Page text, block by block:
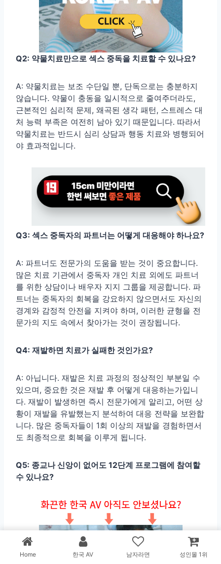
Q2: 약물치료만으로 섹스 중독을 치료할 수 있나요?
A: 약물치료는 보조 수단일 뿐, 단독으로는 충분하지
않습니다. 약물이 충동을 일시적으로 줄여주더라도,
근본적인 심리적 문제, 왜곡된 생각 패턴, 스트레스 대
처 능력 부족은 여전히 남아 있기 때문입니다. 따라서
약물치료는 반드시 심리 상담과 행동 치료와 병행되어
야 효과적입니다.
Q3: 섹스 중독자의 파트너는 어떻게 대응해야 하나요?
A: 파트너도 전문가의 도움을 받는 것이 중요합니다.
많은 치료 기관에서 중독자 개인 치료 외에도 파트너
를 위한 상담이나 배우자 지지 그룹을 제공합니다. 파
트너는 중독자의 회복을 강요하지 않으면서도 자신의
경계와 감정적 안전을 지켜야 하며, 이러한 균형을 전
문가의 지도 속에서 찾아가는 것이 권장됩니다.
Q4: 재발하면 치료가 실패한 것인가요?
A: 아닙니다. 재발은 치료 과정의 정상적인 부분일 수
있으며, 중요한 것은 재발 후 어떻게 대응하는가입니
다. 재발이 발생하면 즉시 전문가에게 알리고, 어떤 상
황이 재발을 유발했는지 분석하여 대응 전략을 보완합
니다. 많은 중독자들이 1회 이상의 재발을 경험하면서
도 최종적으로 회복을 이루게 됩니다.
Q5: 종교나 신앙이 없어도 12단계 프로그램에 참여할
수 있나요?
Home 한국 AV 남자라면 성인몰 1위